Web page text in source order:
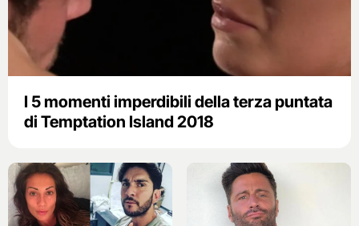
I 5 momenti imperdibili della terza puntata
di Temptation Island 2018